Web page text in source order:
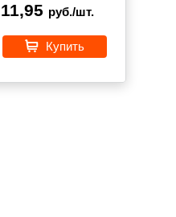
11,95 руб./шт.
Купить